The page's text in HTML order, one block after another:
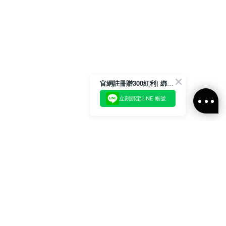
官網註冊贈300紅利| 綁定LINE再領取專屬優惠
立刻綁定LINE 帳號